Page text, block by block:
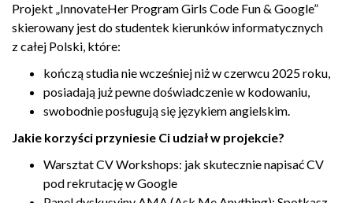
Projekt „InnovateHer Program Girls Code Fun & Google”
skierowany jest do studentek kierunków informatycznych
z całej Polski, które:
kończą studia nie wcześniej niż w czerwcu 2025 roku,
posiadają już pewne doświadczenie w kodowaniu,
swobodnie posługują się językiem angielskim.
Jakie korzyści przyniesie Ci udział w projekcie?
Warsztat CV Workshops: jak skutecznie napisać CV
pod rekrutację w Google